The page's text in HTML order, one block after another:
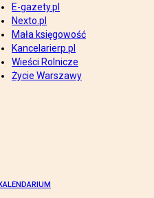
E-gazety.pl
Nexto.pl
Mała księgowość
Kancelarierp.pl
Wieści Rolnicze
Życie Warszawy
KALENDARIUM